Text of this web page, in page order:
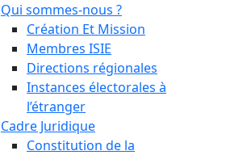
Qui sommes-nous ?
Création Et Mission
Membres ISIE
Directions régionales
Instances électorales à
l’étranger
Cadre Juridique
Constitution de la